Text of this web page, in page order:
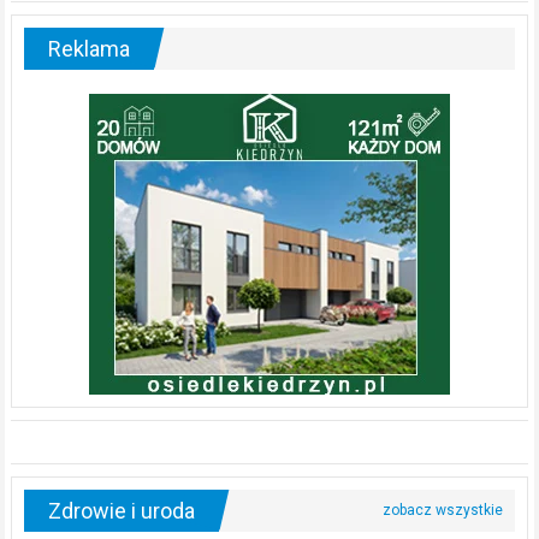
Reklama
Zdrowie i uroda